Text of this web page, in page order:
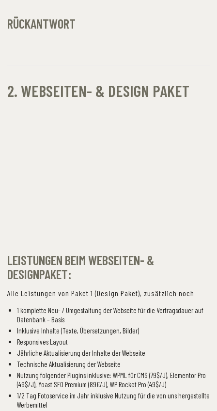
RÜCKANTWORT
2. WEBSEITEN- & DESIGN PAKET
LEISTUNGEN BEIM WEBSEITEN- &
DESIGNPAKET:
Alle Leistungen von Paket 1 (Design Paket), zusätzlich noch
1 komplette Neu- / Umgestaltung der Webseite für die Vertragsdauer auf
Datenbank – Basis
Inklusive Inhalte (Texte, Übersetzungen, Bilder)
Responsives Layout
Jährliche Aktualisierung der Inhalte der Webseite
Technische Aktualisierung der Webseite
Nutzung folgender Plugins inklusive: WPML für CMS (79$/J), Elementor Pro
(49$/J), Yoast SEO Premium (89€/J), WP Rocket Pro (49$/J)
1/2 Tag Fotoservice im Jahr inklusive Nutzung für die von uns hergestellte
Werbemittel